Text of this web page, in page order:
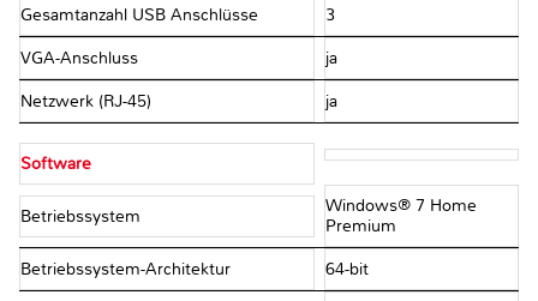
Gesamtanzahl USB Anschlüsse 3
VGA-Anschluss ja
Netzwerk (RJ-45) ja
Software
Betriebssystem
Windows® 7 Home
Premium
Betriebssystem-Architektur 64-bit